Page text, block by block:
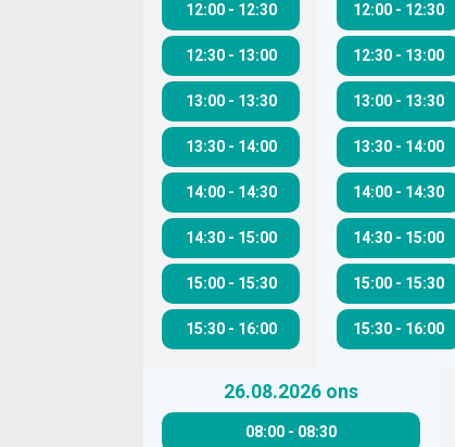
12:00- 12:30
12:30- 13:00
13:00- 13:30
13:30- 14:00
14:00- 14:30
14:30- 15:00
15:00- 15:30
15:30- 16:00
12:00 - 12:30
12:30 - 13:00
13:00 - 13:30
13:30 - 14:00
14:00 - 14:30
14:30 - 15:00
15:00 - 15:30
15:30 - 16:00
26.08.2026 ons
08:00- 08:30